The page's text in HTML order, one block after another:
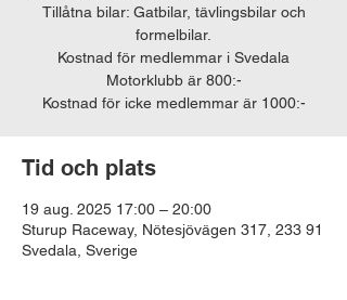
Tillåtna bilar: Gatbilar, tävlingsbilar och
formelbilar.
Kostnad för medlemmar i Svedala
Motorklubb är 800:-
Kostnad för icke medlemmar är 1000:-
Tid och plats
19 aug. 2025 17:00 – 20:00
Sturup Raceway, Nötesjövägen 317, 233 91
Svedala, Sverige